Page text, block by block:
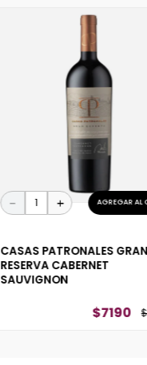
＋
－ AGREGAR AL
CASAS PATRONALES GRAN
RESERVA CABERNET
SAUVIGNON
$7190 $